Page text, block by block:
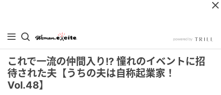
これで一流の仲間入り!? 憧れのイベントに招
待された夫【うちの夫は自称起業家！
Vol.48】